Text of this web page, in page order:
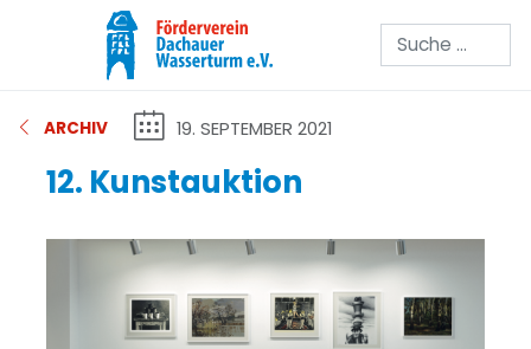
Suchen
ARCHIV 19. SEPTEMBER 2021
12. Kunstauktion